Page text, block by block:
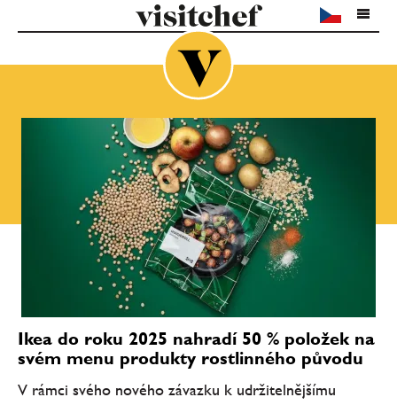
Ikea do roku 2025 nahradí 50 % položek na
svém menu produkty rostlinného původu
V rámci svého nového závazku k udržitelnějšímu